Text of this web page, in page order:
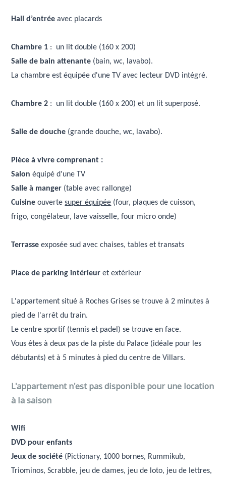
Hall d’entrée avec placards
Chambre 1 : un lit double (160 x 200)
Salle de bain attenante (bain, wc, lavabo).
La chambre est équipée d'une TV avec lecteur DVD intégré.
Chambre 2 : un lit double (160 x 200) et un lit superposé.
Salle de douche (grande douche, wc, lavabo).
Pièce à vivre comprenant :
Salon équipé d'une TV
Salle à manger (table avec rallonge)
Cuisine ouvertesuper équipée (four, plaques de cuisson,
frigo, congélateur, lave vaisselle, four micro onde)
Terrasse exposée sud avec chaises, tables et transats
Place de parking intérieur et extérieur
L'appartement situé à Roches Grises se trouve à 2 minutes à
pied de l'arrêt du train.
Le centre sportif (tennis et padel) se trouve en face.
Vous êtes à deux pas de la piste du Palace (idéale pour les
débutants) et à 5 minutes à pied du centre de Villars.
L'appartement n'est pas disponible pour une location
à la saison
Wifi
DVD pour enfants
Jeux de société (Pictionary, 1000 bornes, Rummikub,
Triominos, Scrabble, jeu de dames, jeu de loto, jeu de lettres,